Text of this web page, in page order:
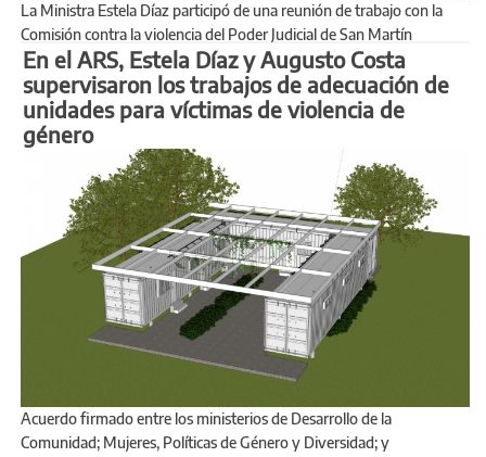
La Ministra Estela Díaz participó de una reunión de trabajo con la
Comisión contra la violencia del Poder Judicial de San Martín
En el ARS, Estela Díaz y Augusto Costa
supervisaron los trabajos de adecuación de
unidades para víctimas de violencia de
género
Acuerdo firmado entre los ministerios de Desarrollo de la
Comunidad; Mujeres, Políticas de Género y Diversidad; y